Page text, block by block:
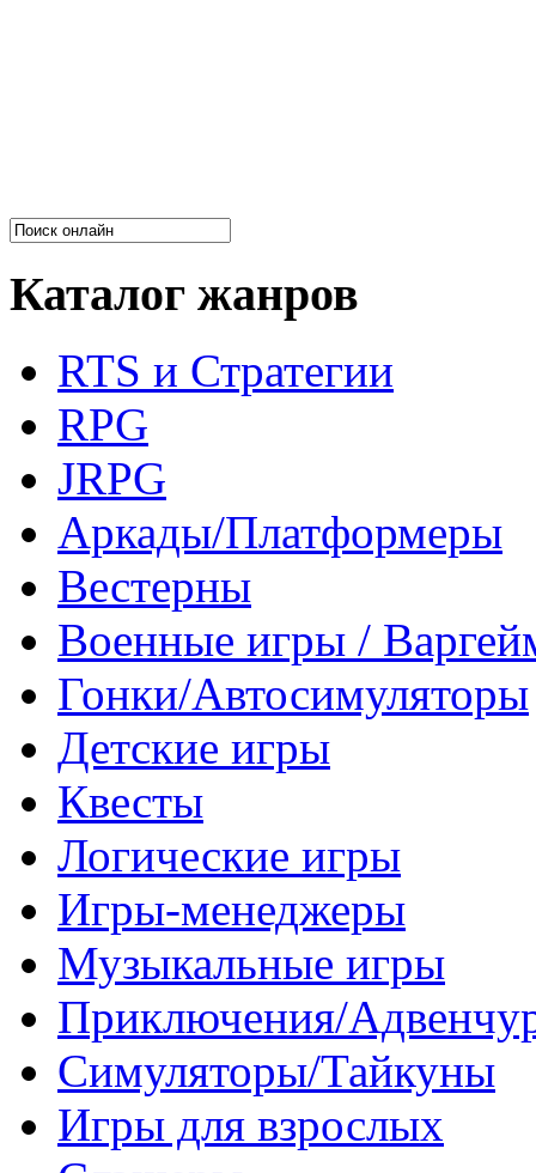
Каталог жанров
RTS и Стратегии
RPG
JRPG
Аркады/Платформеры
Вестерны
Военные игры /
Гонки/Автосимуляторы
Детские игры
Квесты
Логические игры
Игры-менеджеры
Музыкальные игры
Приключения/
Симуляторы/Тайкуны
Игры для взрослых